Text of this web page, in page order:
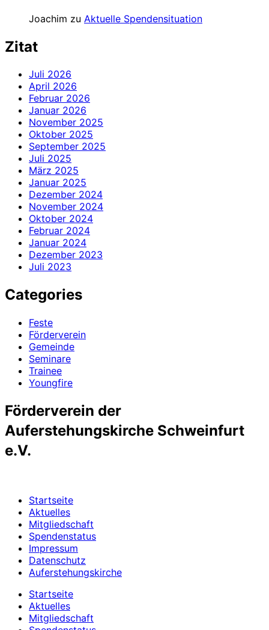
Joachim zu Aktuelle Spendensituation
Zitat
Juli 2026
April 2026
Februar 2026
Januar 2026
November 2025
Oktober 2025
September 2025
Juli 2025
März 2025
Januar 2025
Dezember 2024
November 2024
Oktober 2024
Februar 2024
Januar 2024
Dezember 2023
Juli 2023
Categories
Feste
Förderverein
Gemeinde
Seminare
Trainee
Youngfire
Förderverein der
Auferstehungskirche Schweinfurt
e.V.
Startseite
Aktuelles
Mitgliedschaft
Spendenstatus
Impressum
Datenschutz
Auferstehungskirche
Startseite
Aktuelles
Mitgliedschaft